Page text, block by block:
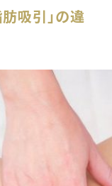
吸引」の違